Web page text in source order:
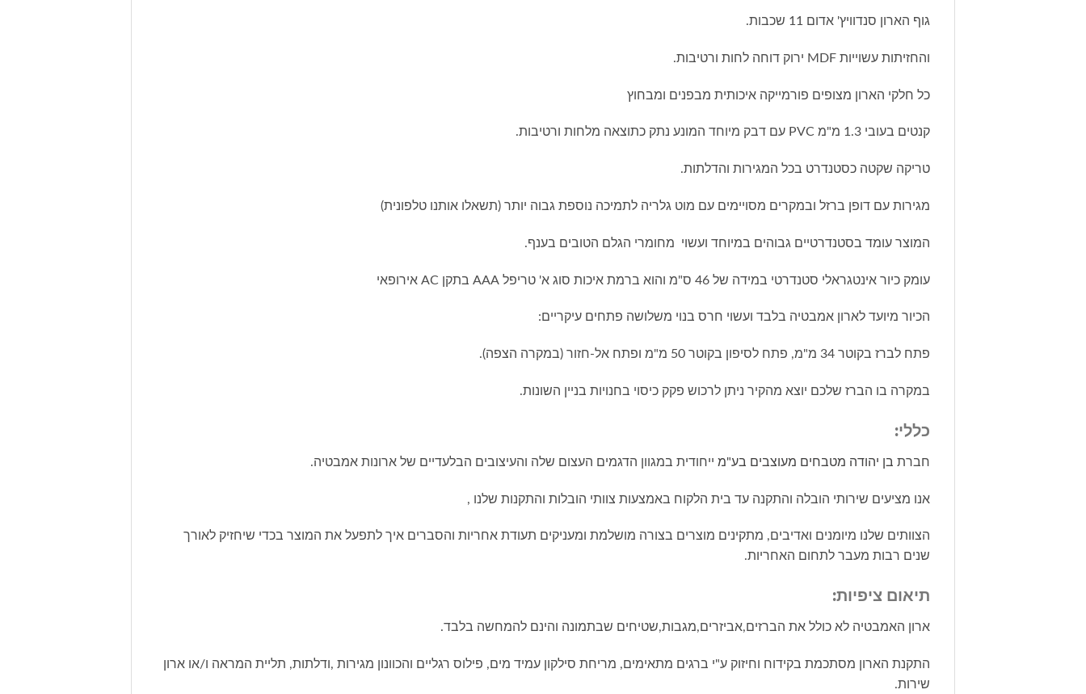
גוף הארון סנדוויץ' אדום 11 שכבות.
והחזיתות עשוייות MDF ירוק דוחה לחות ורטיבות.
כל חלקי הארון מצופים פורמייקה איכותית מבפנים ומבחוץ
קנטים בעובי 1.3 מ"מ PVC עם דבק מיוחד המונע נתק כתוצאה מלחות ורטיבות.
טריקה שקטה כסטנדרט בכל המגירות והדלתות.
מגירות עם דופן ברזל ובמקרים מסויימים עם מוט גלריה לתמיכה נוספת גבוה יותר (תשאלו אותנו טלפונית)
המוצר עומד בסטנדרטיים גבוהים במיוחד ועשוי מחומרי הגלם הטובים בענף.
עומק כיור אינטגראלי סטנדרטי במידה של 46 ס"מ והוא ברמת איכות סוג א' טריפל AAA בתקן AC אירופאי
הכיור מיועד לארון אמבטיה בלבד ועשוי חרס בנוי משלושה פתחים עיקריים:
פתח לברז בקוטר 34 מ"מ, פתח לסיפון בקוטר 50 מ"מ ופתח אל-חזור (במקרה הצפה).
במקרה בו הברז שלכם יוצא מהקיר ניתן לרכוש פקק כיסוי בחנויות בניין השונות.
כללי:
חברת בן יהודה מטבחים מעוצבים בע"מ ייחודית במגוון הדגמים העצום שלה והעיצובים הבלעדיים של ארונות אמבטיה.
אנו מציעים שירותי הובלה והתקנה עד בית הלקוח באמצעות צוותי הובלות והתקנות שלנו ,
הצוותים שלנו מיומנים ואדיבים, מתקינים מוצרים בצורה מושלמת ומעניקים תעודת אחריות והסברים איך לתפעל את המוצר בכדי שיחזיק לאורך
שנים רבות מעבר לתחום האחריות.
תיאום ציפיות:
ארון האמבטיה לא כולל את הברזים,אביזרים,מגבות,שטיחים שבתמונה והינם להמחשה בלבד.
התקנת הארון מסתכמת בקידוח וחיזוק ע"י ברגים מתאימים, מריחת סילקון עמיד מים, פילוס רגליים והכוונון מגירות ,ודלתות, תליית המראה ו/או ארון
שירות.